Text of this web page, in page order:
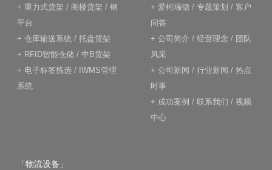
+ 重力式货架 / 阁楼货架 / 钢
平台
+ 仓库输送系统 / 托盘货架
+ RFID智能仓储 / 中B货架
+ 电子标签拣选 / IWMS管理
系统
+ 爱柯瑞德 / 专题策划 / 客户
问答
+ 公司简介 / 经营理念 / 团队
风采
+ 公司新闻 / 行业新闻 / 热点
时事
+ 成功案例 / 联系我们 / 视频
中心
「物流设备」